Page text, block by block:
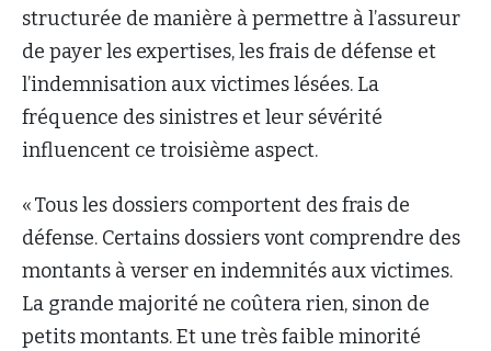
structurée de manière à permettre à l’assureur
de payer les expertises, les frais de défense et
l’indemnisation aux victimes lésées. La
fréquence des sinistres et leur sévérité
influencent ce troisième aspect.
« Tous les dossiers comportent des frais de
défense. Certains dossiers vont comprendre des
montants à verser en indemnités aux victimes.
La grande majorité ne coûtera rien, sinon de
petits montants. Et une très faible minorité